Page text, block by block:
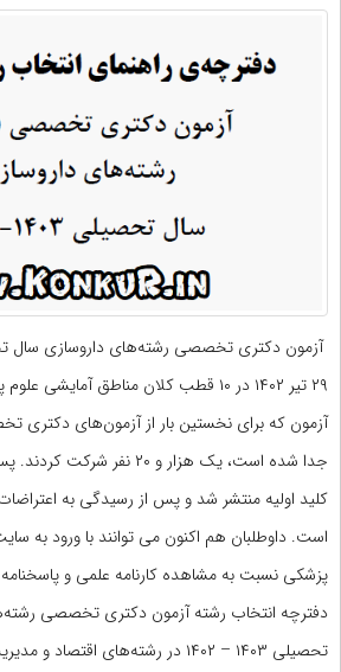
۲۹ تیر ۱۴۰۲ در ۱۰ قطب کلان مناطق
آزمون که برای نخستین بار از آزمون‌های دکتری
جدا شده است، یک هزار و ۲۰
کلید اولیه منتشر شد و پس از رسیدگی به
است. داوطلبان هم اکنون می توانند با ورود به
پزشکی نسبت به مشاهده کارنامه علمی و پاسخنامه
دفترچه انتخاب رشته آزمون دکتری تخصصی
تحصیلی ۱۴۰۳ – ۱۴۰۲ در رشته‌های